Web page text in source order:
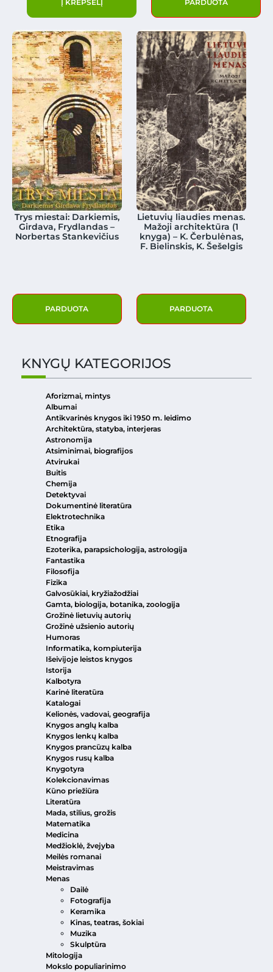
Į KREPŠELĮ PARDUOTA
Trys miestai: Darkiemis,
Girdava, Frydlandas –
Norbertas Stankevičius
PARDUOTA
Lietuvių liaudies menas.
Mažoji architektūra (1
knyga) – K. Čerbulėnas,
F. Bielinskis, K. Šešelgis
PARDUOTA
KNYGŲ KATEGORIJOS
Aforizmai, mintys
Albumai
Antikvarinės knygos iki 1950 m. leidimo
Architektūra, statyba, interjeras
Astronomija
Atsiminimai, biografijos
Atvirukai
Buitis
Chemija
Detektyvai
Dokumentinė literatūra
Elektrotechnika
Etika
Etnografija
Ezoterika, parapsichologija, astrologija
Fantastika
Filosofija
Fizika
Galvosūkiai, kryžiažodžiai
Gamta, biologija, botanika, zoologija
Grožinė lietuvių autorių
Grožinė užsienio autorių
Humoras
Informatika, kompiuterija
Išeivijoje leistos knygos
Istorija
Kalbotyra
Karinė literatūra
Katalogai
Kelionės, vadovai, geografija
Knygos anglų kalba
Knygos lenkų kalba
Knygos prancūzų kalba
Knygos rusų kalba
Knygotyra
Kolekcionavimas
Kūno priežiūra
Literatūra
Mada, stilius, grožis
Matematika
Medicina
Medžioklė, žvejyba
Meilės romanai
Meistravimas
Menas
Dailė
Fotografija
Keramika
Kinas, teatras, šokiai
Muzika
Skulptūra
Mitologija
Mokslo populiarinimo